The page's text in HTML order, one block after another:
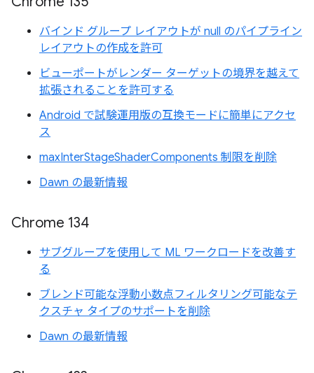
バインド グループ レイアウトが null のパイプライン
レイアウトの作成を許可
ビューポートがレンダー ターゲットの境界を越えて
拡張されることを許可する
Android で試験運用版の互換モードに簡単にアクセ
ス
maxInterStageShaderComponents 制限を削除
Dawn の最新情報
Chrome 134
サブグループを使用して ML ワークロードを改善す
る
ブレンド可能な浮動小数点フィルタリング可能なテ
クスチャ タイプのサポートを削除
Dawn の最新情報